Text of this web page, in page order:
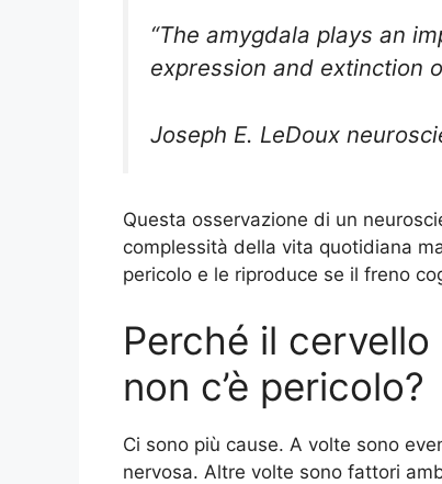
“The amygdala plays an
expression and extinction
Joseph E. LeDoux
Questa osservazione di un
complessità della vita quotidiana
pericolo e le riproduce se il freno
Perché il
non c’è pericolo?
Ci sono più cause. A volte sono
nervosa. Altre volte sono fattori